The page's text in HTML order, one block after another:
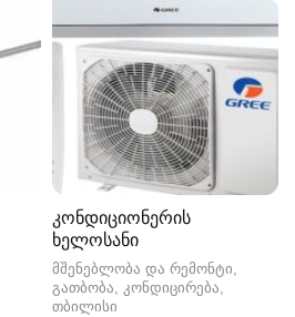
კონდიციონერის
ხელოსანი
მშენებლობა და რემონტი,
გათბობა, კონდიცირება
თბილისი